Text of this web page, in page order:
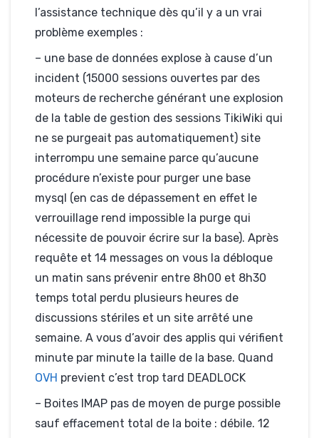
l’assistance technique dès qu’il y a un vrai
problème exemples :
– une base de données explose à cause d’un
incident (15000 sessions ouvertes par des
moteurs de recherche générant une explosion
de la table de gestion des sessions TikiWiki qui
ne se purgeait pas automatiquement) site
interrompu une semaine parce qu’aucune
procédure n’existe pour purger une base
mysql (en cas de dépassement en effet le
verrouillage rend impossible la purge qui
nécessite de pouvoir écrire sur la base). Après
requête et 14 messages on vous la débloque
un matin sans prévenir entre 8h00 et 8h30
temps total perdu plusieurs heures de
discussions stériles et un site arrêté une
semaine. A vous d’avoir des applis qui vérifient
minute par minute la taille de la base. Quand
OVH previent c’est trop tard DEADLOCK
– Boites IMAP pas de moyen de purge possible
sauf effacement total de la boite : débile. 12